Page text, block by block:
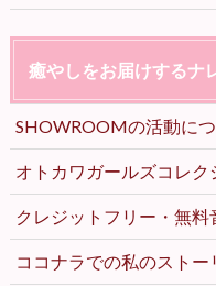
癒やしをお届けするナ
SHOWROOMの活動に
オトカワガールズコレク
クレジットフリー・無
ココナラでの私のストー